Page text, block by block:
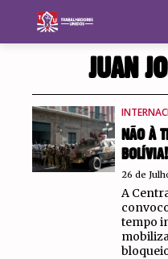
JUAN
NÃO À
BOLÍVIA!
26 de
A
tempo